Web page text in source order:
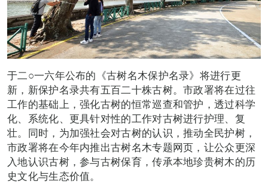
于二○一六年公布的《古树名木保护名录》将进行更
新，新保护名录共有五百二十株古树。市政署将在过往
工作的基础上，强化古树的恒常巡查和管护，透过科学
化、系统化、更具针对性的工作对古树进行护理、复
壮。同时，为加强社会对古树的认识，推动全民护树，
市政署将在今年内推出古树名木专题网页，让公众更深
入地认识古树，参与古树保育，传承本地珍贵树木的历
史文化与生态价值。